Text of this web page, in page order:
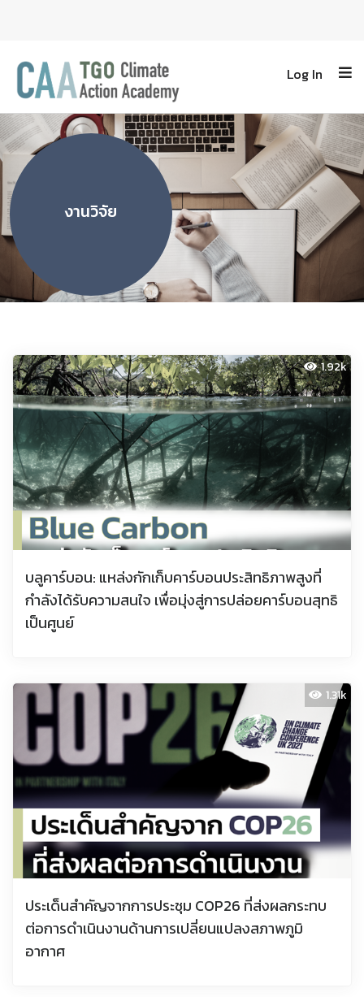
Log In
1.92k
บลูคาร์บอน: แหล่งกักเก็บคาร์บอนประสิทธิภาพสูงที่
กำลังได้รับความสนใจ เพื่อมุ่งสู่การปล่อยคาร์บอนสุทธิ
เป็นศูนย์
1.31k
ประเด็นสำคัญจากการประชุม COP26 ที่ส่งผลกระทบ
ต่อการดำเนินงานด้านการเปลี่ยนแปลงสภาพภูมิ
อากาศ